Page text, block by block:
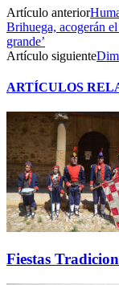
Artículo anterior
Brihuega, acogerán
grande’
Artículo siguiente
ARTÍCULOS
Fiestas